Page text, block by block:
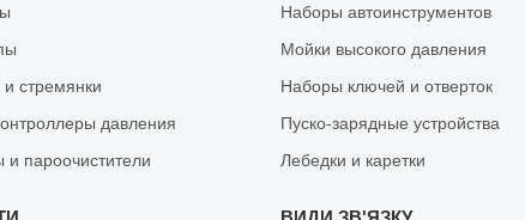
стремянки
давления
пароочистители
Наборы автоинструментов
Мойки высокого давления
Наборы ключей и отверток
Пуско-зарядные устройства
Лебедки и каретки